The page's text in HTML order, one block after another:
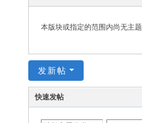
本版块或指定的范围内尚无主题
发新帖
快速发帖